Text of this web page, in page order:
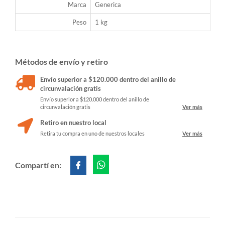
Marca Generica
Peso 1 kg
Métodos de envío y retiro
Envío superior a $120.000 dentro del anillo de
circunvalación gratis
Envío superior a $120.000 dentro del anillo de
circunvalación gratis
Ver más
Retiro en nuestro local
Retira tu compra en uno de nuestros locales Ver más
Compartí en: